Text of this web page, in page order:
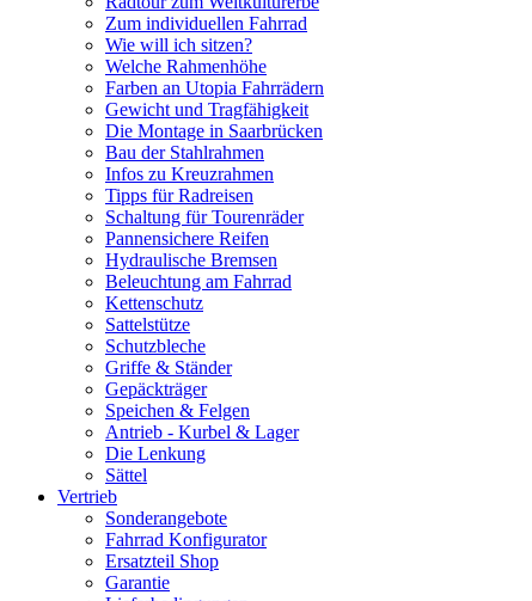
Zum individuellen Fahrrad
Wie will ich sitzen?
Welche Rahmenhöhe
Farben an Utopia Fahrrädern
Gewicht und Tragfähigkeit
Die Montage in Saarbrücken
Bau der Stahlrahmen
Infos zu Kreuzrahmen
Tipps für Radreisen
Schaltung für Tourenräder
Pannensichere Reifen
Hydraulische Bremsen
Beleuchtung am Fahrrad
Kettenschutz
Sattelstütze
Schutzbleche
Griffe & Ständer
Gepäckträger
Speichen & Felgen
Antrieb - Kurbel & Lager
Die Lenkung
Sättel
Vertrieb
Sonderangebote
Fahrrad Konfigurator
Ersatzteil Shop
Garantie